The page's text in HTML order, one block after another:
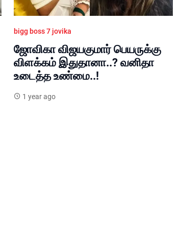
bigg boss 7 jovika
ஜோவிகா விஜயகுமார் பெயருக்கு
விளக்கம் இதுதானா..? வனிதா
உடைத்த உண்மை..!
1 year ago